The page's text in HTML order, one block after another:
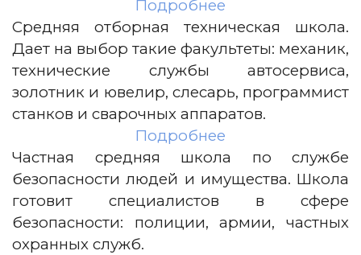
Подробнее
Средняя отборная техническая школа.
Дает на выбор такие факультеты: механик,
технические службы автосервиса,
золотник и ювелир, слесарь, программист
станков и сварочных аппаратов.
Подробнее
Частная средняя школа по службе
безопасности людей и имущества. Школа
готовит специалистов в сфере
безопасности: полиции, армии, частных
охранных служб.